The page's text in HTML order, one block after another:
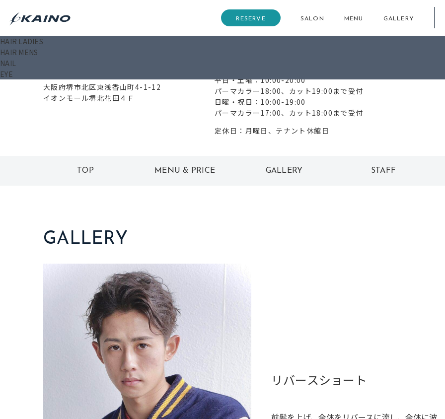
RESERVE SALON MENU GALLERY
HAIR LADIES
HAIR MENS
NAIL
EYE
大阪府堺市北区東浅香山町4-1-12
イオンモール堺北花田４Ｆ
平日・土曜：10:00-20:00
パーマカラー18:00、カット19:00まで受付
日曜・祝日：10:00-19:00
パーマカラー17:00、カット18:00まで受付
定休日：月曜日、テナント休館日
TOP MENU & PRICE GALLERY STAFF
GALLERY
リバースショート